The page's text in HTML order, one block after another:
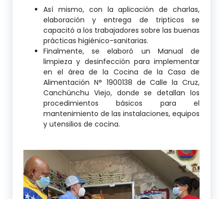
Así mismo, con la aplicación de charlas,
elaboración y entrega de tripticos se
capacitó a los trabajadores sobre las buenas
prácticas higiénico-sanitarias.
Finalmente, se elaboró un Manual de
limpieza y desinfección para implementar
en el área de la Cocina de la Casa de
Alimentación N° 1900138 de Calle la Cruz,
Canchúnchu Viejo, donde se detallan los
procedimientos básicos para el
mantenimiento de las instalaciones, equipos
y utensilios de cocina.